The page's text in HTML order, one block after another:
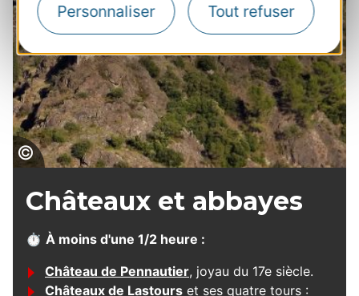
Personnaliser Tout refuser
Châteaux et abbayes
⏱ À moins d'une 1/2 heure :
Château de Pennautier, joyau du 17e siècle.
Châteaux de Lastours et ses quatre tours :